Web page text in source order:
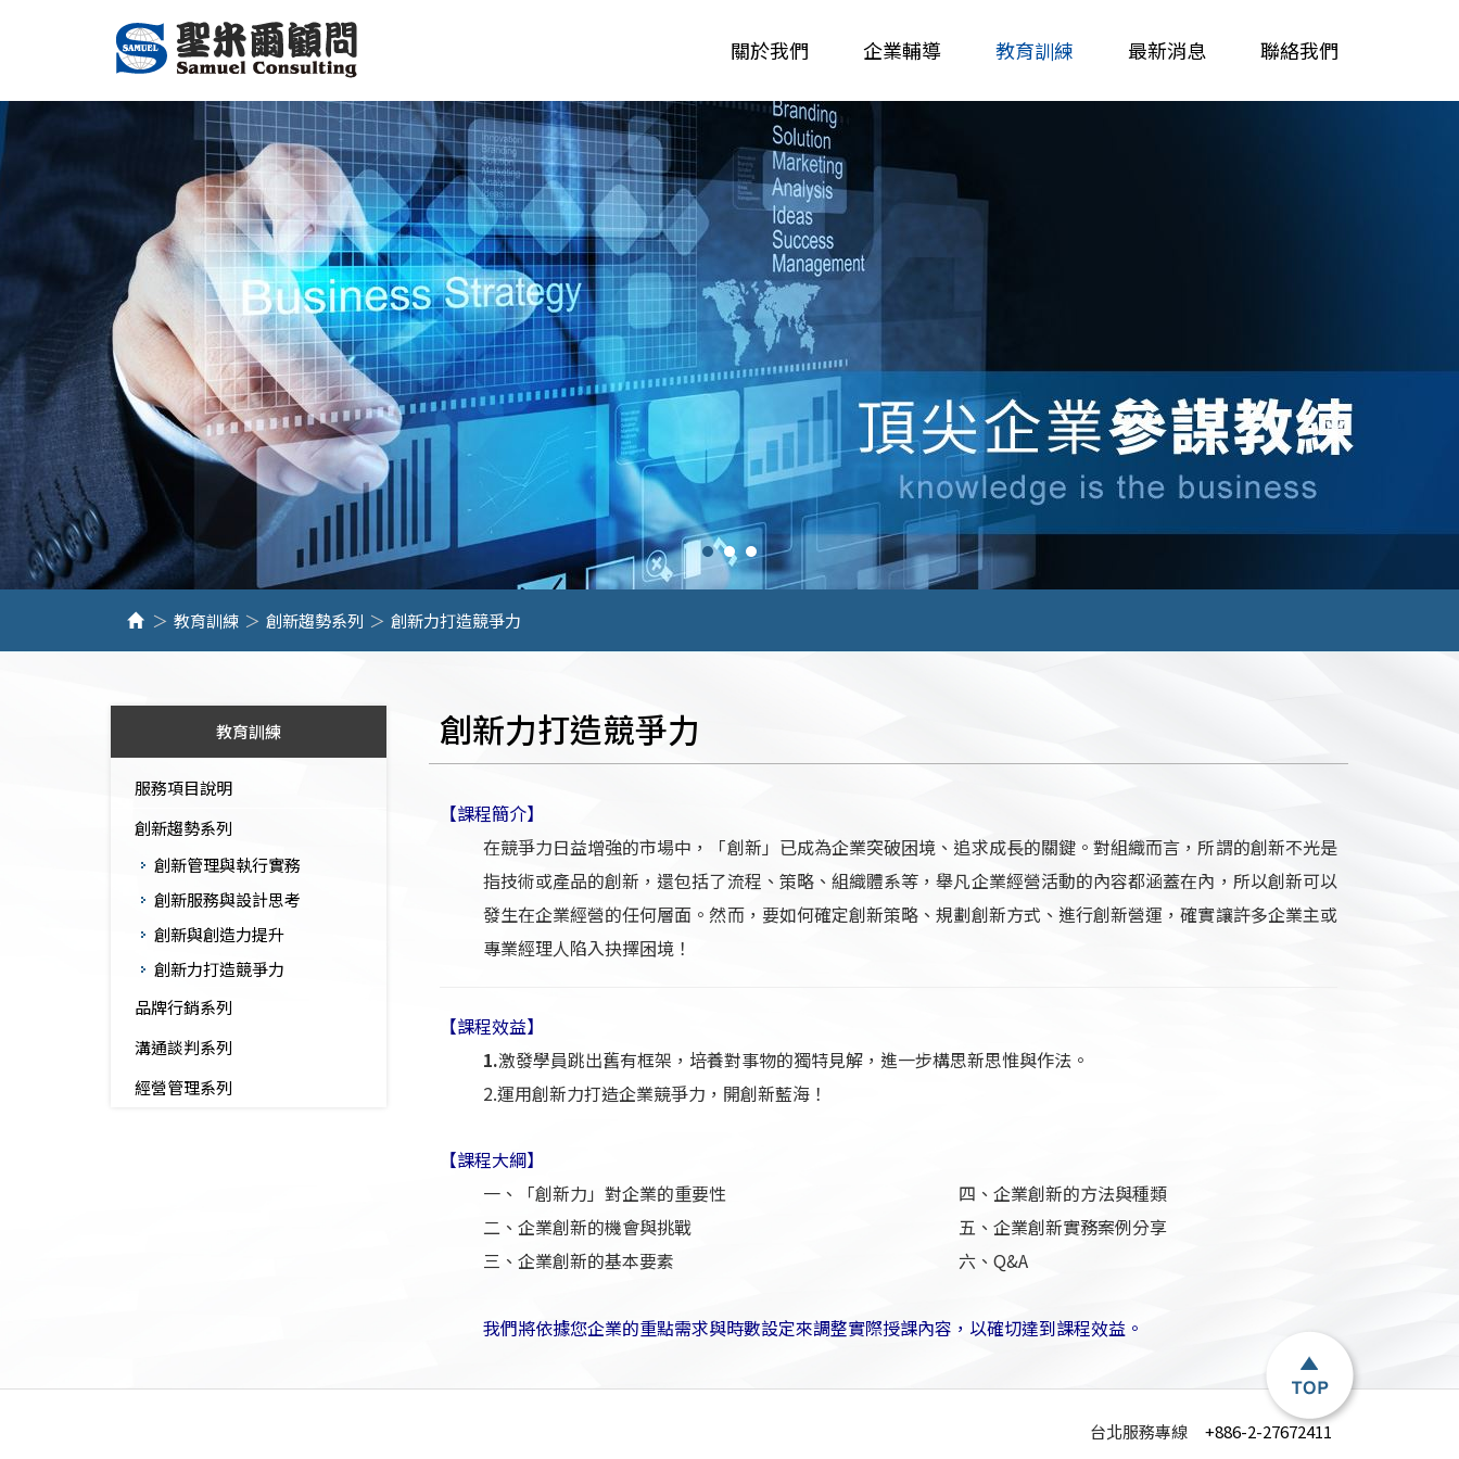
關於我們 企業輔導 教育訓練 最新消息 聯絡我們
教育訓練 創新趨勢系列 創新力打造競爭力
教育訓練
服務項目說明
創新趨勢系列
創新管理與執行實務
創新服務與設計思考
創新與創造力提升
創新力打造競爭力
品牌行銷系列
溝通談判系列
經營管理系列
創新力打造競爭力
【課程簡介】
在競爭力日益增強的市場中，「創新」已成為企業突破困境、追求成長的關鍵。對組織而言，所謂的創新不光是
指技術或產品的創新，還包括了流程、策略、組織體系等，舉凡企業經營活動的內容都涵蓋在內，所以創新可以
發生在企業經營的任何層面。然而，要如何確定創新策略、規劃創新方式、進行創新營運，確實讓許多企業主或
專業經理人陷入抉擇困境！
【課程效益】
1.激發學員跳出舊有框架，培養對事物的獨特見解，進一步構思新思惟與作法。
2.運用創新力打造企業競爭力，開創新藍海！
【課程大綱】
一、「創新力」對企業的重要性
二、企業創新的機會與挑戰
三、企業創新的基本要素
四、企業創新的方法與種類
五、企業創新實務案例分享
六、Q&A
我們將依據您企業的重點需求與時數設定來調整實際授課內容，以確切達到課程效益。
台北服務專線
+886-2-27672411